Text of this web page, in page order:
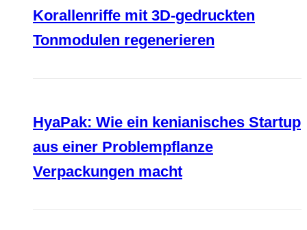
Korallenriffe mit 3D-gedruckten
Tonmodulen regenerieren
HyaPak: Wie ein kenianisches Startup
aus einer Problempflanze
Verpackungen macht